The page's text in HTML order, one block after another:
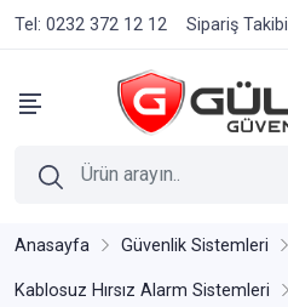
Tel: 0232 372 12 12 Sipariş Takibi
Anasayfa Güvenlik Sistemleri
Kablosuz Hırsız Alarm Sistemleri